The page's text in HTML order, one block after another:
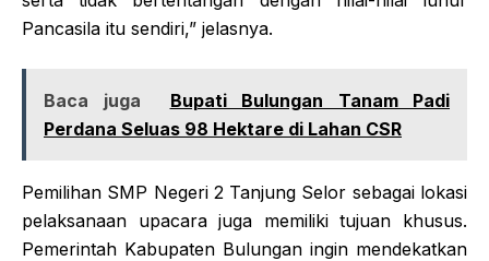
Pancasila itu sendiri,” jelasnya.
Baca juga
Bupati Bulungan Tanam Padi
Perdana Seluas 98 Hektare di Lahan CSR
Pemilihan SMP Negeri 2 Tanjung Selor sebagai lokasi
pelaksanaan upacara juga memiliki tujuan khusus.
Pemerintah Kabupaten Bulungan ingin mendekatkan